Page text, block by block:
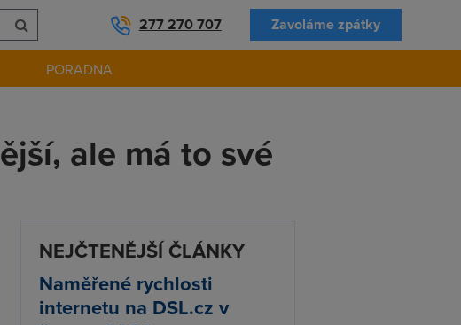
277 270 707 Zavoláme zpátky
PORADNA
ale má to své
NEJČTENĚJŠÍ ČLÁNKY
Naměřené rychlosti
internetu na DSL.cz v